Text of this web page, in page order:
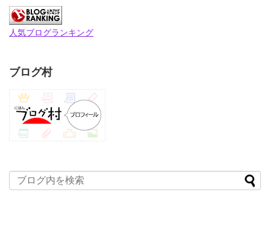
人気ブログランキング
ブログ村